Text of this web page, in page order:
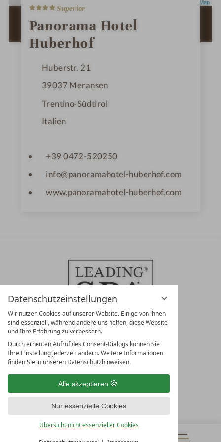
Datenschutzeinstellungen
Wir nutzen Cookies auf unserer Website. Einige von ihnen
sind essenziell, während andere uns helfen, diese Website
und Ihre Erfahrung zu verbessern.
Durch erneuten Aufruf des Consent-Dialogs können Sie
Ihre Einstellung jederzeit ändern. Weitere Informationen
finden Sie in unseren Datenschutzhinweisen.
Alle akzeptieren
Nur essenzielle Cookies
Übersicht nicht essenzieller Cookies
OpenStreetMap
ZUR ROUTENPLANUNG MIT GOOGLE
MAPS
4
S
t
e
r
n
e
Superior
Panorama Hotel
Huberhof
Huberstr. 21
39037Meransen
Trentino-Südtirol
Italien
+39 0472-520250
info@panoramahotel-huberhof.com
www.panoramahotel-huberhof.com
LEADING SPA RESORTS
10. Oktober Str. 17/Top 1
Österreich
T +43 4242 22077
UNSERE ÖFFNUNGSZEITEN